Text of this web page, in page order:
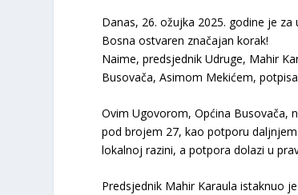
Danas, 26. ožujka 2025. godine je
Bosna ostvaren značajan korak!
Naime, predsjednik Udruge, Mahir
Busovača, Asimom Mekićem,
Ovim Ugovorom, Općina Busovača,
pod brojem 27, kao potporu
lokalnoj razini, a potpora dolazi u
Predsjednik Mahir Karaula istaknuo